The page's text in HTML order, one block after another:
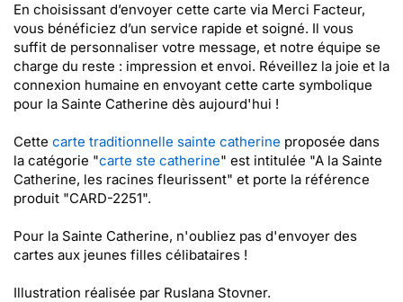
En choisissant d’envoyer cette carte via Merci Facteur,
vous bénéficiez d’un service rapide et soigné. Il vous
suffit de personnaliser votre message, et notre équipe se
charge du reste : impression et envoi. Réveillez la joie et la
connexion humaine en envoyant cette carte symbolique
pour la Sainte Catherine dès aujourd'hui !
Cette carte traditionnelle sainte catherine proposée dans
la catégorie "carte ste catherine" est intitulée "A la Sainte
Catherine, les racines fleurissent" et porte la référence
produit "CARD-2251".
Pour la Sainte Catherine, n'oubliez pas d'envoyer des
cartes aux jeunes filles célibataires !
Illustration réalisée par Ruslana Stovner.